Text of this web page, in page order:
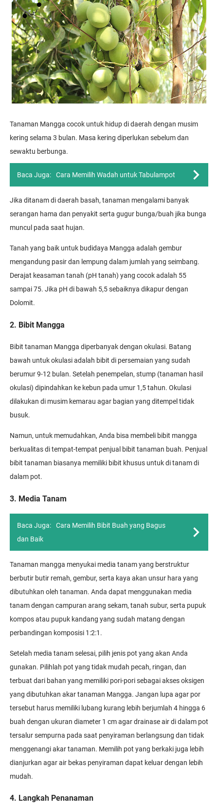
Tanaman Mangga cocok untuk hidup di daerah dengan musim
kering selama 3 bulan. Masa kering diperlukan sebelum dan
sewaktu berbunga.
Baca Juga: Cara Memilih Wadah untuk Tabulampot
Jika ditanam di daerah basah, tanaman mengalami banyak
serangan hama dan penyakit serta gugur bunga/buah jika bunga
muncul pada saat hujan.
Tanah yang baik untuk budidaya Mangga adalah gembur
mengandung pasir dan lempung dalam jumlah yang seimbang.
Derajat keasaman tanah (pH tanah) yang cocok adalah 55
sampai 75. Jika pH di bawah 5,5 sebaiknya dikapur dengan
Dolomit.
2. Bibit Mangga
Bibit tanaman Mangga diperbanyak dengan okulasi. Batang
bawah untuk okulasi adalah bibit di persemaian yang sudah
berumur 9-12 bulan. Setelah penempelan, stump (tanaman hasil
okulasi) dipindahkan ke kebun pada umur 1,5 tahun. Okulasi
dilakukan di musim kemarau agar bagian yang ditempel tidak
busuk.
Namun, untuk memudahkan, Anda bisa membeli bibit mangga
berkualitas di tempat-tempat penjual bibit tanaman buah. Penjual
bibit tanaman biasanya memiliki bibit khusus untuk di tanam di
dalam pot.
3. Media Tanam
Baca Juga:
Cara Memilih Bibit Buah yang Bagus
dan Baik
Tanaman mangga menyukai media tanam yang berstruktur
berbutir butir remah, gembur, serta kaya akan unsur hara yang
dibutuhkan oleh tanaman. Anda dapat menggunakan media
tanam dengan campuran arang sekam, tanah subur, serta pupuk
kompos atau pupuk kandang yang sudah matang dengan
perbandingan komposisi 1:2:1.
Setelah media tanam selesai, pilih jenis pot yang akan Anda
gunakan. Pilihlah pot yang tidak mudah pecah, ringan, dan
terbuat dari bahan yang memiliki pori-pori sebagai akses oksigen
yang dibutuhkan akar tanaman Mangga. Jangan lupa agar por
tersebut harus memiliki lubang kurang lebih berjumlah 4 hingga 6
buah dengan ukuran diameter 1 cm agar drainase air di dalam pot
tersalur sempurna pada saat penyiraman berlangsung dan tidak
menggenangi akar tanaman. Memilih pot yang berkaki juga lebih
dianjurkan agar air bekas penyiraman dapat keluar dengan lebih
mudah.
4. Langkah Penanaman